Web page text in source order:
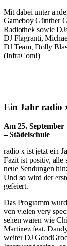
Mit dabei unter
Gameboy Günther
Radiothek sowie
DJ Flagranti,
DJ Team, Dolly
(InfraCom!)
Ein Jahr radio
Am 25.
– Städelschule
radio x ist jetzt ein
Fazit ist positiv, alle
neue Sendungen
Und so wird der
gefeiert.
Das Programm
von vielen very
sehen waren wie
Martinez feat.
weiter DJ